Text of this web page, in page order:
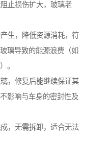
止损伤扩大，玻璃老
生，降低资源消耗，符
璃导致的能源浪费（如
。
，修复后能继续保证其
影响与车身的密封性及
，无需拆卸，适合无法